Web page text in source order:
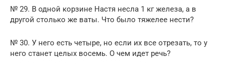
№ 29. В одной корзине Настя несла 1 кг железа, а в
другой столько же ваты. Что было тяжелее нести?
№ 30. У него есть четыре, но если их все отрезать, то у
него станет целых восемь. О чем идет речь?